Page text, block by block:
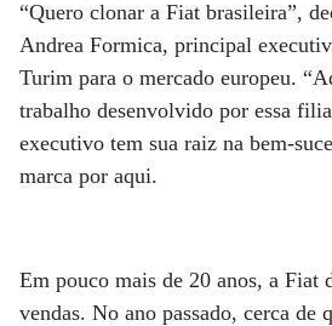
“Quero clonar a Fiat brasileira”,
Andrea Formica, principal
Turim para o mercado europeu.
trabalho desenvolvido por essa
executivo tem sua raiz na bem-
marca por aqui.
Em pouco mais de 20 anos, a Fiat
vendas. No ano passado, cerca de